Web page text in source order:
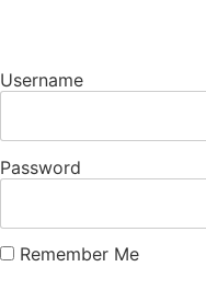
Username
Password
Remember Me